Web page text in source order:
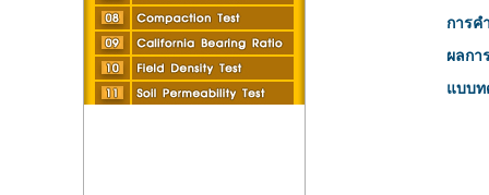
การค
ผลกา
แบบท